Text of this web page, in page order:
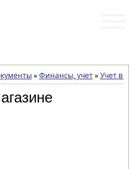
»Финансы, учет»Учет в